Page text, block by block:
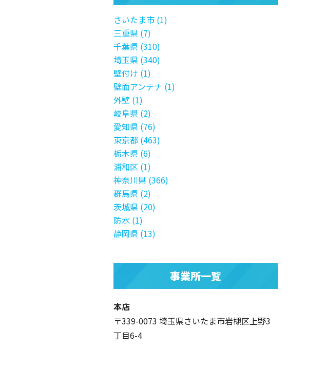
さいたま市 (1)
三重県 (7)
千葉県 (310)
埼玉県 (340)
壁付け (1)
壁面アンテナ (1)
外壁 (1)
岐阜県 (2)
愛知県 (76)
東京都 (463)
栃木県 (6)
浦和区 (1)
神奈川県 (366)
群馬県 (2)
茨城県 (20)
防水 (1)
静岡県 (13)
事業所一覧
本店
〒339-0073 埼玉県さいたま市岩槻区上野3
丁目6-4